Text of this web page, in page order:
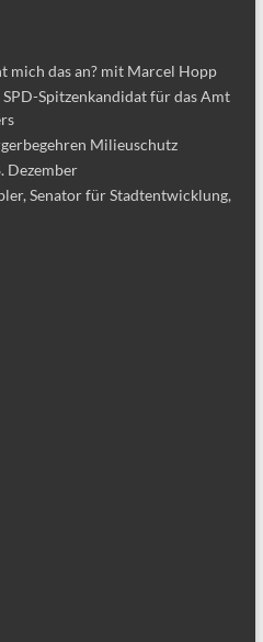
mich das an? mit Marcel Hopp
Spitzenkandidat für das Amt
Milieuschutz
Dezember
Senator für Stadtentwicklung,